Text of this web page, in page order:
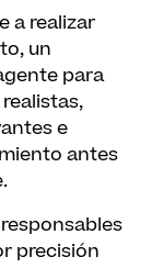
a realizar
un
para
e
antes
precisión